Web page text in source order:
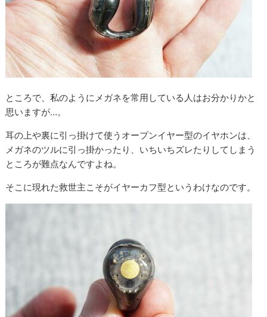
ところで、私のようにメガネを常用している人はお分かりかと
思いますが…。
耳の上や裏に引っ掛けて使うオープンイヤー型のイヤホンは、
メガネのツルに引っ掛かったり、いちいちズレたりしてしまう
ところが難点なんですよね。
そこに現れた救世主こそがイヤーカフ型というわけなのです。